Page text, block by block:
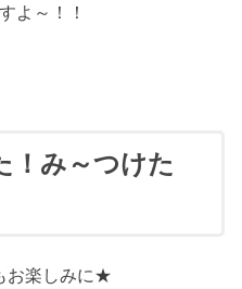
よ～！！
！み～つけた
お楽しみに★